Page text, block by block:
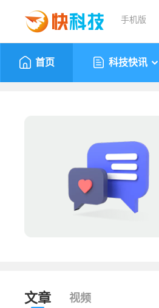
手机版
首页 科技快讯
文章 视频